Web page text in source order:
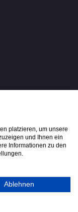
platzieren, um unsere
und Ihnen ein
Informationen zu den
Ablehnen